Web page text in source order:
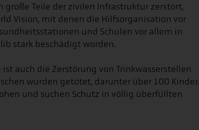
Teile der zivilen Infrastruktur zerstört,
Vision, mit denen die Hilfsorganisation vor
und Schulen vor allem in
stark beschädigt worden.
auch die Zerstörung von Trinkwasserstellen
wurden getötet, darunter über 100 Kinder.
und suchen Schutz in völlig überfüllten